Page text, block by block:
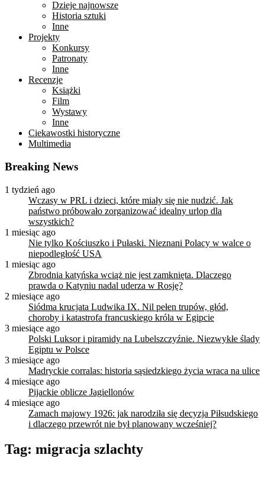
Dzieje najnowsze
Historia sztuki
Inne
Projekty
Konkursy
Patronaty
Inne
Recenzje
Książki
Film
Wystawy
Inne
Ciekawostki historyczne
Multimedia
Breaking News
1 tydzień ago
Wczasy w PRL i dzieci, które miały się nie nudzić. Jak
państwo próbowało zorganizować idealny urlop dla
wszystkich?
1 miesiąc ago
Nie tylko Kościuszko i Pułaski. Nieznani Polacy w walce o
niepodległość USA
1 miesiąc ago
Zbrodnia katyńska wciąż nie jest zamknięta. Dlaczego
prawda o Katyniu nadal uderza w Rosję?
2 miesiące ago
Siódma krucjata Ludwika IX. Nil pełen trupów, głód,
choroby i katastrofa francuskiego króla w Egipcie
3 miesiące ago
Polski Luksor i piramidy na Lubelszczyźnie. Niezwykłe ślady
Egiptu w Polsce
3 miesiące ago
Madryckie corralas: historia sąsiedzkiego życia wraca na ulice
4 miesiące ago
Pijackie oblicze Jagiellonów
4 miesiące ago
Zamach majowy 1926: jak narodziła się decyzja Piłsudskiego
i dlaczego przewrót nie był planowany wcześniej?
Tag: migracja szlachty